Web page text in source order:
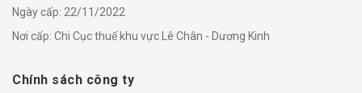
Ngày cấp: 22/11/2022
Nơi cấp: Chi Cục thuế khu vực Lê Chân - Dương Kinh
Chính sách công ty